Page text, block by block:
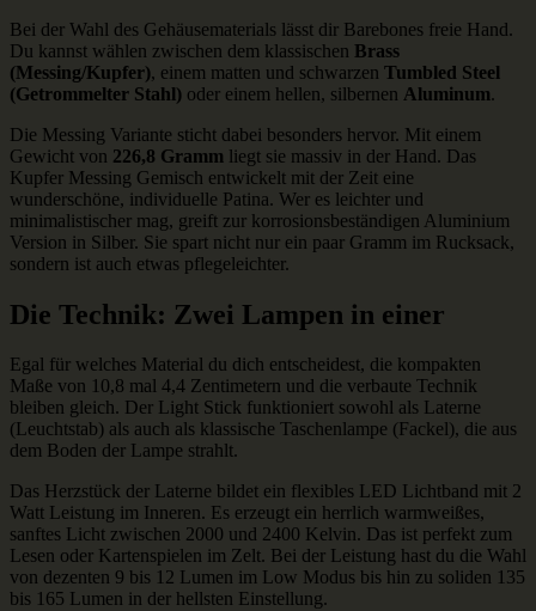
Bei der Wahl des Gehäusematerials lässt dir Barebones freie Hand.
Du kannst wählen zwischen dem klassischen Brass
(Messing/Kupfer), einem matten und schwarzen Tumbled Steel
(Getrommelter Stahl) oder einem hellen, silbernen Aluminum.
Die Messing Variante sticht dabei besonders hervor. Mit einem
Gewicht von 226,8 Gramm liegt sie massiv in der Hand. Das
Kupfer Messing Gemisch entwickelt mit der Zeit eine
wunderschöne, individuelle Patina. Wer es leichter und
minimalistischer mag, greift zur korrosionsbeständigen Aluminium
Version in Silber. Sie spart nicht nur ein paar Gramm im Rucksack,
sondern ist auch etwas pflegeleichter.
Die Technik: Zwei Lampen in einer
Egal für welches Material du dich entscheidest, die kompakten
Maße von 10,8 mal 4,4 Zentimetern und die verbaute Technik
bleiben gleich. Der Light Stick funktioniert sowohl als Laterne
(Leuchtstab) als auch als klassische Taschenlampe (Fackel), die aus
dem Boden der Lampe strahlt.
Das Herzstück der Laterne bildet ein flexibles LED Lichtband mit 2
Watt Leistung im Inneren. Es erzeugt ein herrlich warmweißes,
sanftes Licht zwischen 2000 und 2400 Kelvin. Das ist perfekt zum
Lesen oder Kartenspielen im Zelt. Bei der Leistung hast du die Wahl
von dezenten 9 bis 12 Lumen im Low Modus bis hin zu soliden 135
bis 165 Lumen in der hellsten Einstellung.